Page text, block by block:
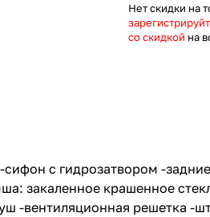
Нет скидки на
со скидкой на
с гидрозатвором -
закаленное крашенное
-вентиляционная решетка -